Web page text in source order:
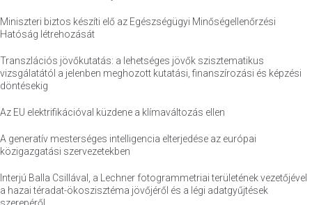
Miniszteri biztos készíti elő az Egészségügyi Minőségellenőrzési
Hatóság létrehozását
Transzlációs jövőkutatás: a lehetséges jövők szisztematikus
vizsgálatától a jelenben meghozott kutatási, finanszírozási és képzési
döntésekig
Az EU elektrifikációval küzdene a klímaváltozás ellen
A generatív mesterséges intelligencia elterjedése az európai
közigazgatási szervezetekben
Interjú Balla Csillával, a Lechner fotogrammetriai területének vezetőjével
a hazai téradat-ökoszisztéma jövőjéről és a légi adatgyűjtések